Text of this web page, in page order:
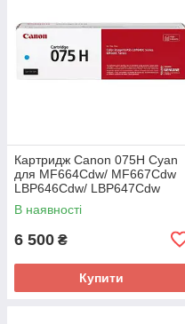
Картридж Canon 075H Cyan
для MF664Cdw/ MF667Cdw
LBP646Cdw/ LBP647Cdw
(6368C002AA)
В наявності
6 500 ₴
Купити